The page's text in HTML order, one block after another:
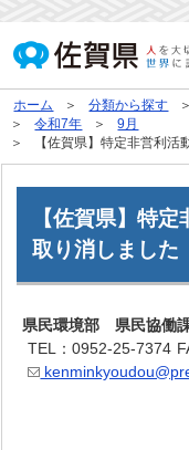
ホーム 分類から探す
令和7年
9月
【佐賀県】特定非営利
【佐賀県】特
取り消しました
県民環境部 県民協働
TEL：0952-25-7374